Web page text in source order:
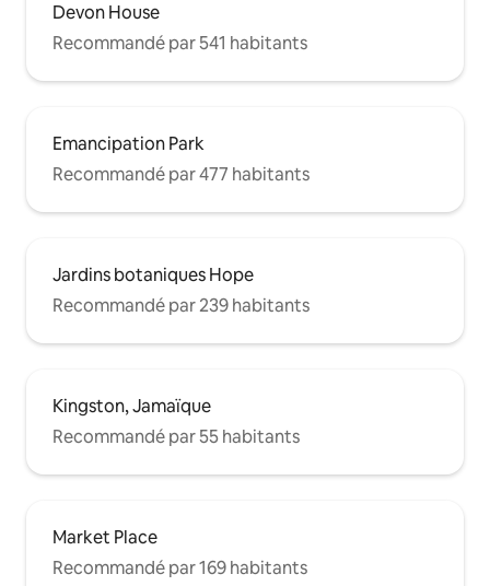
Devon House
Recommandé par 541 habitants
Emancipation Park
Recommandé par 477 habitants
Jardins botaniques Hope
Recommandé par 239 habitants
Kingston, Jamaïque
Recommandé par 55 habitants
Market Place
Recommandé par 169 habitants